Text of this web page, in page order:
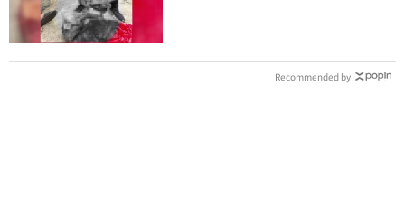
Recommended by